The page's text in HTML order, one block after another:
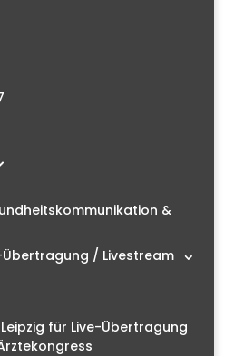
&
/ Livestream
für Live-Übertragung